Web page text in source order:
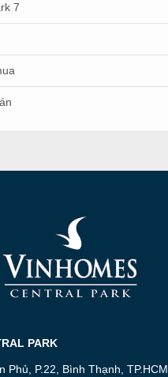
7
PARK
Phủ, P.22, Bình Thạnh, TP.HCM